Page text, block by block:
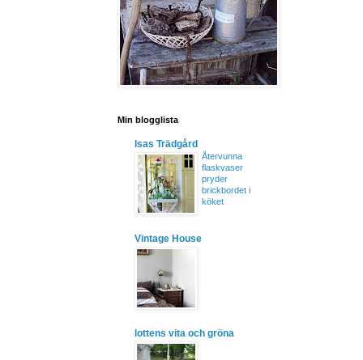
Min blogglista
Isas Trädgård
Återvunna
flaskvaser
pryder
brickbordet i
köket
Vintage House
lottens vita och gröna